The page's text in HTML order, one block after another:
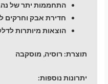
התחממות יתר של
חדירת אבק וחרקים
הוצאות מיותרות
תוצרת: רוסיה, מוסקבה
יתרונות נוספות: